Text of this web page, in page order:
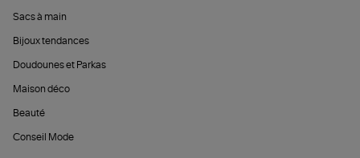
Sacs à main
Bijoux tendances
Doudounes et Parkas
Maison déco
Beauté
Conseil Mode